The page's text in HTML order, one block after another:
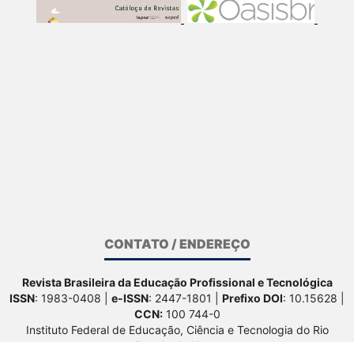
CONTATO / ENDEREÇO
Revista Brasileira da Educação Profissional e Tecnológica
ISSN: 1983-0408 | e-ISSN: 2447-1801 | Prefixo DOI: 10.15628 |
CCN:100 744-0
Instituto Federal de Educação, Ciência e Tecnologia do Rio